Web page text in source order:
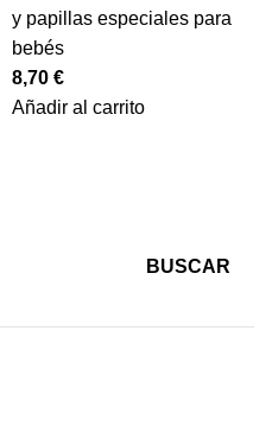
BUSCAR
y papillas especiales para
bebés
8,70 €
Añadir al carrito